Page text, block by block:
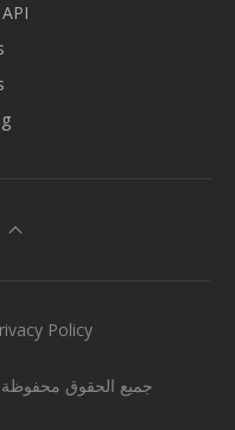
© 2014–2026 Convertio ltd. جميع الحقوق محفوظة
Policy